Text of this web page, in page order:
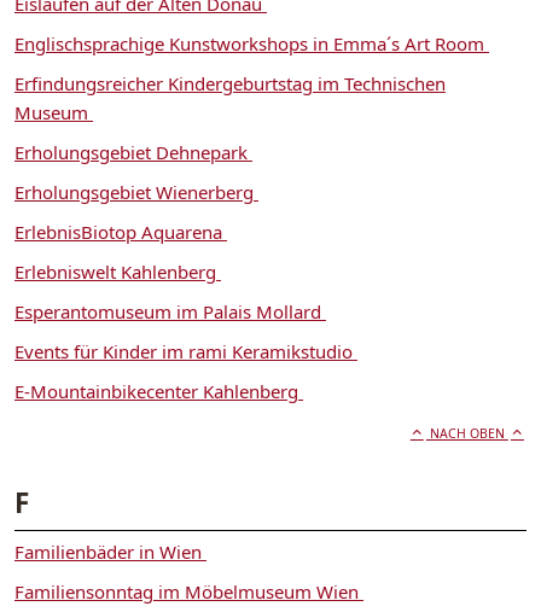
Englischsprachige Kunstworkshops in Emma´s Art Room
Erfindungsreicher Kindergeburtstag im Technischen
Museum
Erholungsgebiet Dehnepark
Erholungsgebiet Wienerberg
ErlebnisBiotop Aquarena
Erlebniswelt Kahlenberg
Esperantomuseum im Palais Mollard
Events für Kinder im rami Keramikstudio
E-Mountainbikecenter Kahlenberg
NACH OBEN
F
Familienbäder in Wien
Familiensonntag im Möbelmuseum Wien